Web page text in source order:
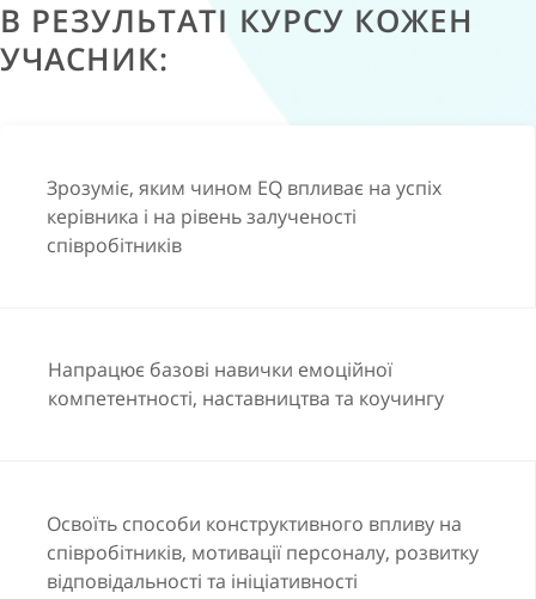
Відноситься до роботи з ентузіазмом
Розширює зону відповідальності
Орієнтований на досягнення результату
Чесний
Відповідальний і обов'язковий
компанії. Тому розвиток залученості персоналу –
важлива умова ефективної роботи організації.
Харизматичні лідери, що володіють високим рівнем
В РЕЗУЛЬТАТІ КУРСУ КОЖЕН
УЧАСНИК:
Зрозуміє, яким чином EQ впливає на успіх
керівника і на рівень залученості
співробітників
Напрацює базові навички емоційної
компетентності, наставництва та коучингу
Освоїть способи конструктивного впливу на
співробітників, мотивації персоналу, розвитку
відповідальності та ініціативності